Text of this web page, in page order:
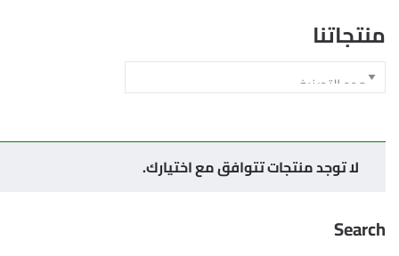
منتجاتنا
لا توجد منتجات تتوافق مع اختيارك.
Search